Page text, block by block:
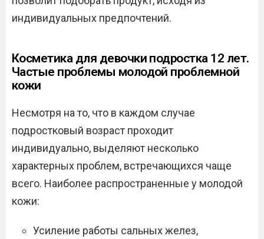
индивидуальных предпочтений.
Косметика для девочки подростка 12 лет.
Частые проблемы молодой проблемной
кожи
Несмотря на то, что в каждом случае
подростковый возраст проходит
индивидуально, выделяют несколько
характерных проблем, встречающихся чаще
всего. Наиболее распространенные у молодой
кожи:
Усиление работы сальных желез,